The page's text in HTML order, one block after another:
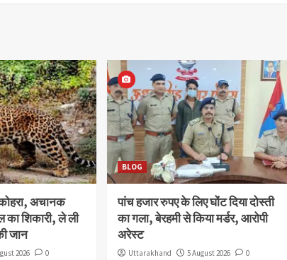
अचानक
शिकारी, ले ली
जान
2026 0
BLOG
पांच हजार रुपए के लिए घोंट दिया दोस्ती
का गला, बेरहमी से किया मर्डर, आरोपी
अरेस्ट
Uttarakhand 5 August 2026 0